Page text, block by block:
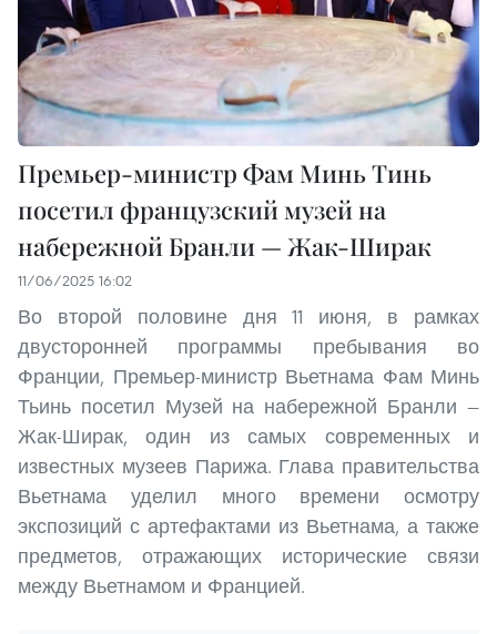
Премьер-министр Фам Минь Тинь
посетил французский музей на
набережной Бранли — Жак-Ширак
11/06/2025 16:02
Во второй половине дня 11 июня, в рамках
двусторонней программы пребывания во
Франции, Премьер-министр Вьетнама Фам Минь
Тьинь посетил Музей на набережной Бранли —
Жак-Ширак, один из самых современных и
известных музеев Парижа. Глава правительства
Вьетнама уделил много времени осмотру
экспозиций с артефактами из Вьетнама, а также
предметов, отражающих исторические связи
между Вьетнамом и Францией.